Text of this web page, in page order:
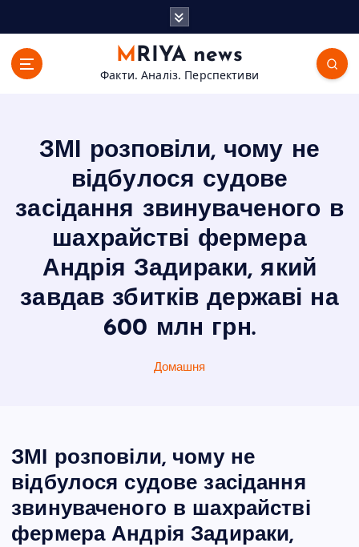
MRIYA news
Факти. Аналіз. Перспективи
ЗМІ розповіли, чому не
відбулося судове
засідання звинуваченого в
шахрайстві фермера
Андрія Задираки, який
завдав збитків державі на
600 млн грн.
Домашня
ЗМІ розповіли, чому не
відбулося судове засідання
звинуваченого в шахрайстві
фермера Андрія Задираки,